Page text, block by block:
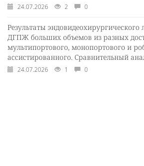
24.07.2026 2 0
Результаты эндовидеохирургического
ДГПЖ больших объемов из разных
мультипортового, монопортового и
ассистированного. Сравнительный
24.07.2026 1 0